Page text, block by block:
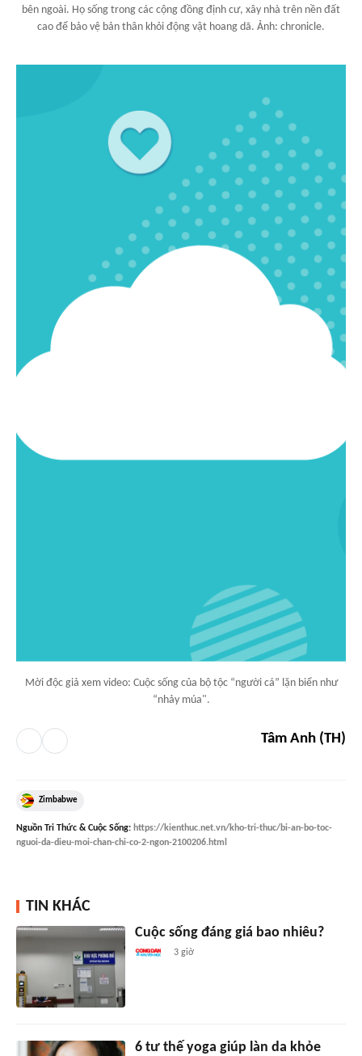
bên ngoài. Họ sống trong các cộng đồng định cư, xây nhà trên nền đất
cao để bảo vệ bản thân khỏi động vật hoang dã. Ảnh: chronicle.
Mời độc giả xem video: Cuộc sống của bộ tộc “người cá” lặn biển như
“nhảy múa".
Tâm Anh (TH)
Zimbabwe
Nguồn Tri Thức & Cuộc Sống: https://kienthuc.net.vn/kho-tri-thuc/bi-an-bo-toc-
nguoi-da-dieu-moi-chan-chi-co-2-ngon-2100206.html
TIN KHÁC
Cuộc sống đáng giá bao nhiêu?
3 giờ
6 tư thế yoga giúp làn da khỏe